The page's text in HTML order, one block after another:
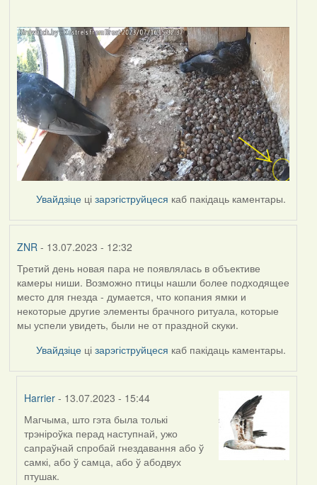
Увайдзіце цізарэгіструйцеся каб пакідаць каментары.
ZNR - 13.07.2023 - 12:32
Третий день новая пара не появлялась в объективе
камеры ниши. Возможно птицы нашли более подходящее
место для гнезда - думается, что копания ямки и
некоторые другие элементы брачного ритуала, которые
мы успели увидеть, были не от праздной скуки.
Увайдзіце цізарэгіструйцеся каб пакідаць каментары.
Harrier - 13.07.2023 - 15:44
In
reply
to
by
Магчыма, што гэта была толькі
трэніроўка перад наступнай, ужо
сапраўнай спробай гнездавання або ў
самкі, або ў самца, або ў абодвух
птушак.